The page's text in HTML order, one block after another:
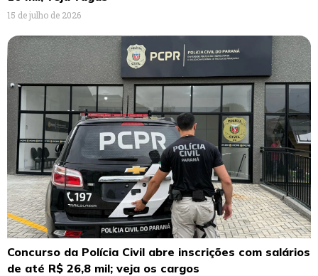
15 de julho de 2026
Concurso da Polícia Civil abre inscrições com salários
de até R$ 26,8 mil; veja os cargos